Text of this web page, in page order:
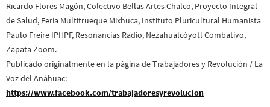
Ricardo Flores Magón, Colectivo Bellas Artes Chalco, Proyecto Integral
de Salud, Feria Multitrueque Mixhuca, Instituto Pluricultural Humanista
Paulo Freire IPHPF, Resonancias Radio, Nezahualcóyotl Combativo,
Zapata Zoom.
Publicado originalmente en la página de Trabajadores y Revolución / La
Voz del Anáhuac:
https://www.facebook.com/trabajadoresyrevolucion